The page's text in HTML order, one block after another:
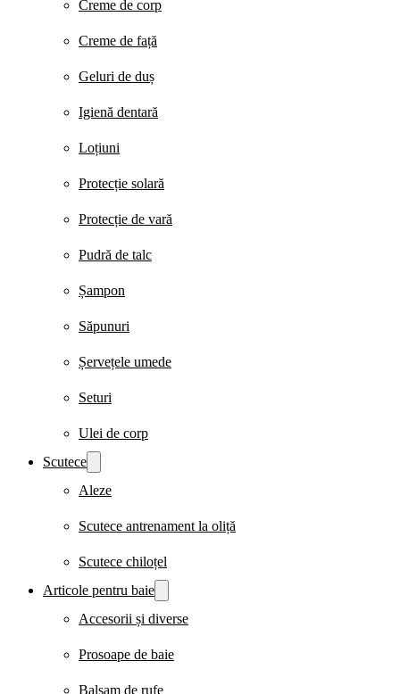
Creme de corp
Creme de față
Geluri de duș
Igienă dentară
Loțiuni
Protecție solară
Protecție de vară
Pudră de talc
Șampon
Săpunuri
Șervețele umede
Seturi
Ulei de corp
Scutece
Aleze
Scutece antrenament la oliță
Scutece chiloțel
Articole pentru baie
Accesorii și diverse
Prosoape de baie
Balsam de rufe